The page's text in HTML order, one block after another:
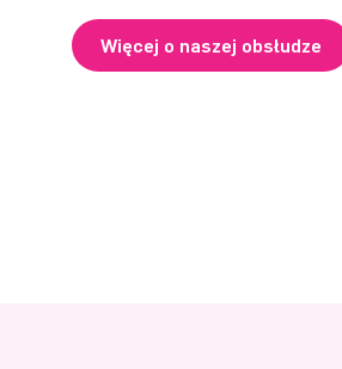
Więcej o naszej obsłudze